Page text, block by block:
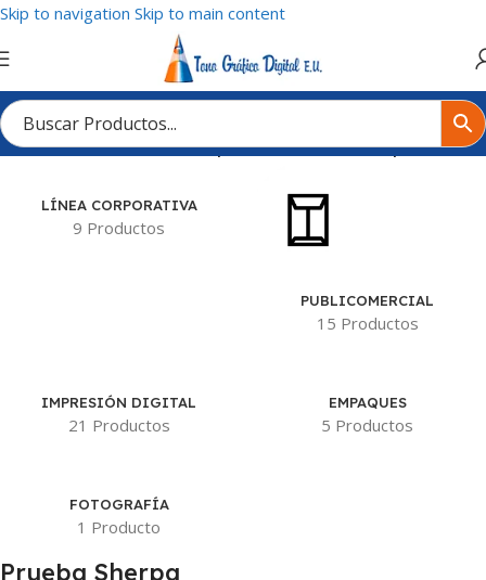
Skip to navigation Skip to main content
Inicio/Tienda/Productos etiquetados “Prueba Sherpa”
LÍNEA CORPORATIVA
9 Productos
PUBLICOMERCIAL
15 Productos
IMPRESIÓN DIGITAL
21 Productos
EMPAQUES
5 Productos
FOTOGRAFÍA
1 Producto
Prueba Sherpa